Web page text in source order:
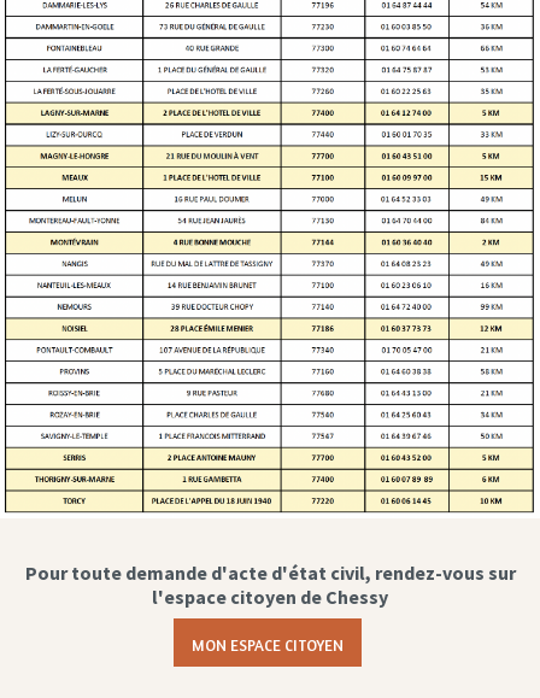
Pour toute demande d'acte d'état civil, rendez-vous sur
l'espace citoyen de Chessy
MON ESPACE CITOYEN